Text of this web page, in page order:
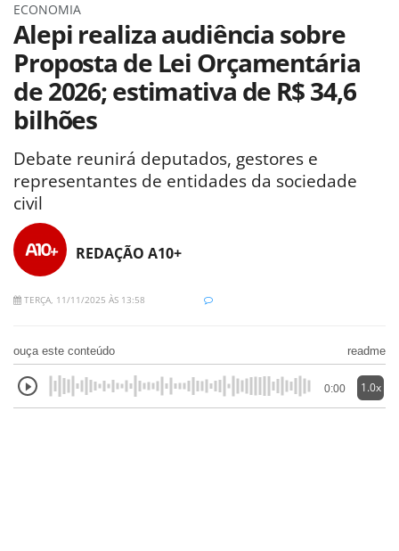
ECONOMIA
Alepi realiza audiência sobre
Proposta de Lei Orçamentária
de 2026; estimativa de R$ 34,6
bilhões
Debate reunirá deputados, gestores e
representantes de entidades da sociedade
civil
REDAÇÃO A10+
TERÇA, 11/11/2025 ÀS 13:58
ouça este conteúdo readme
0:00 1.0x